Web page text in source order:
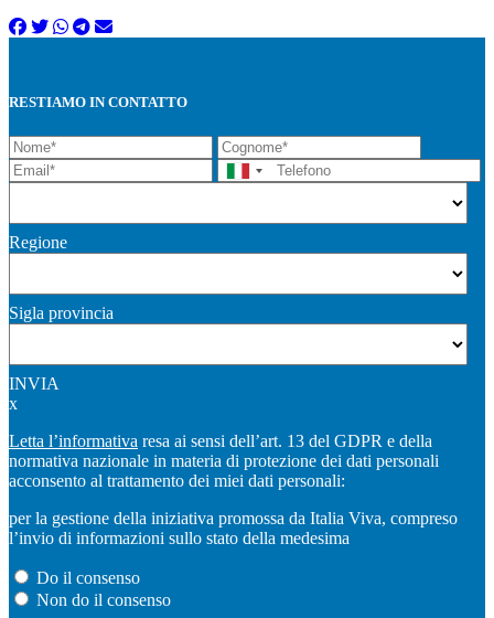
RESTIAMO IN CONTATTO
Regione
Sigla provincia
INVIA
x
Letta l’informativa resa ai sensi dell’art. 13 del GDPR e della
normativa nazionale in materia di protezione dei dati personali
acconsento al trattamento dei miei dati personali:
per la gestione della iniziativa promossa da Italia Viva, compreso
l’invio di informazioni sullo stato della medesima
Do il consenso
Non do il consenso